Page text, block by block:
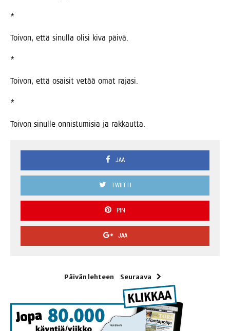
*
Toi­von, että sinul­la oli­si kiva päivä.
*
Toi­von, että osai­sit vetää omat rajasi.
*
Toi­von sinul­le onnis­tu­mi­sia ja rakkautta.
JAA
TWIITTI
PIN
JAA
Päivän lehteen Seuraava